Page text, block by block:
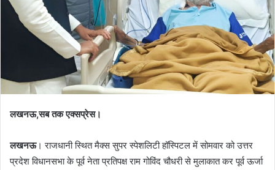
लखनऊ,सब तक एक्सप्रेस।
लखनऊ। राजधानी स्थित मैक्स सुपर स्पेशलिटी हॉस्पिटल में सोमवार को उत्तर
प्रदेश विधानसभा के पूर्व नेता प्रतिपक्ष राम गोविंद चौधरी से मुलाकात कर पूर्व ऊर्जा